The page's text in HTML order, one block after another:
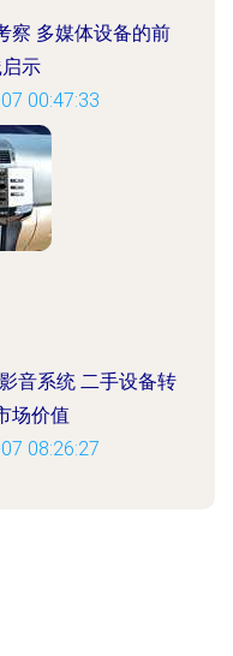
察 多媒体设备的前
示
00:47:33
音系统 二手设备转
场价值
08:26:27